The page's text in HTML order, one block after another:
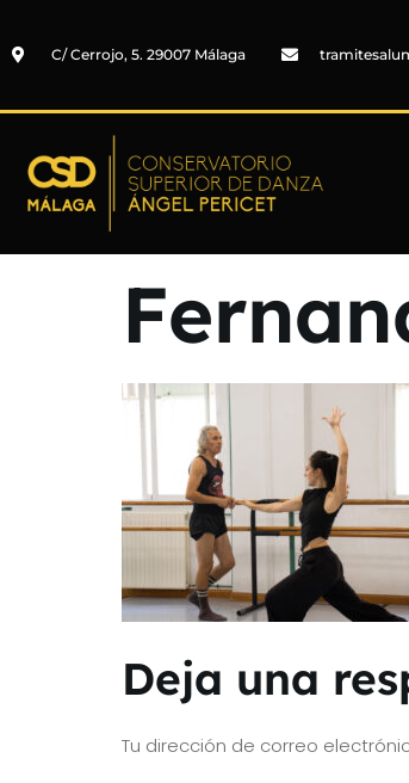
C/ Cerrojo, 5. 29007 Málaga
Deja una
Tu dirección de correo